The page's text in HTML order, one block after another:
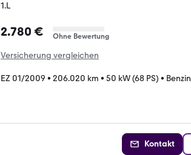
1.L
2.780 € Ohne Bewertung
Versicherung vergleichen
EZ 01/2009 • 206.020 km • 50 kW (68 PS) • Benzin
Kontakt